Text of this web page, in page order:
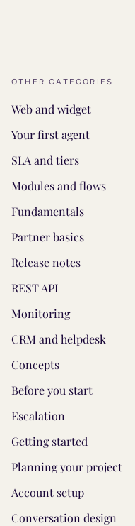
OTHER CATEGORIES
Web and widget
Your first agent
SLA and tiers
Modules and flows
Fundamentals
Partner basics
Release notes
REST API
Monitoring
CRM and helpdesk
Concepts
Before you start
Escalation
Getting started
Planning your project
Account setup
Conversation design